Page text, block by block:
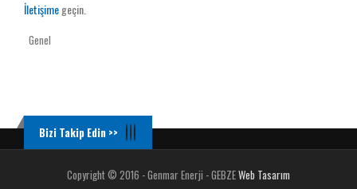
İletişimegeçin.
Genel
Bizi Takip Edin >>
Copyright © 2016 - Genmar Enerji - GEBZEWeb Tasarım